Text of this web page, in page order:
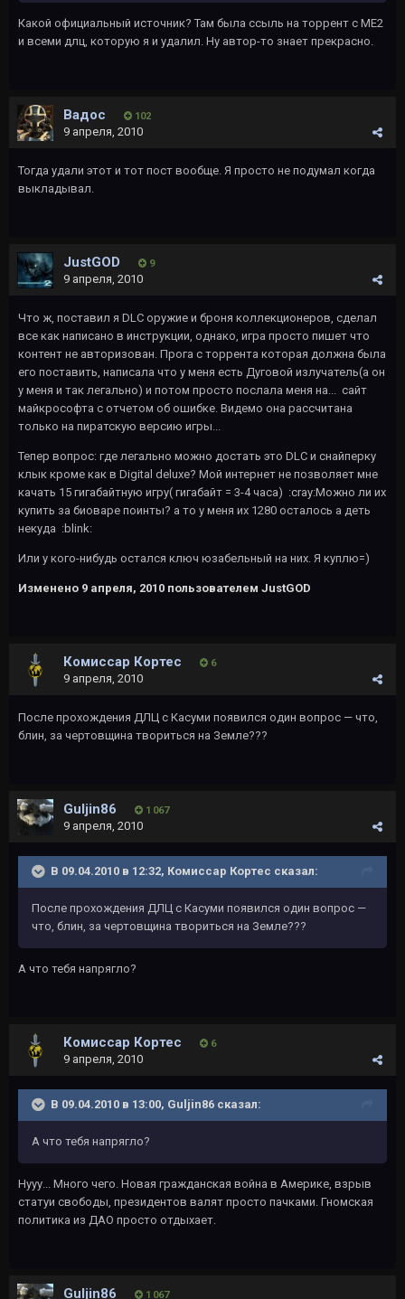
Какой официальный источник? Там была ссыль на торрент с МЕ2
и всеми длц, которую я и удалил. Ну автор-то знает прекрасно.
Вадос 102
9 апреля, 2010
Тогда удали этот и тот пост вообще. Я просто не подумал когда
выкладывал.
JustGOD 9
9 апреля, 2010
Что ж, поставил я DLC оружие и броня коллекционеров, сделал
все как написано в инструкции, однако, игра просто пишет что
контент не авторизован. Прога с торрента которая должна была
его поставить, написала что у меня есть Дуговой излучатель(а он
у меня и так легально) и потом просто послала меня на... сайт
майкрософта с отчетом об ошибке. Видемо она рассчитана
только на пиратскую версию игры...
Тепер вопрос: где легально можно достать это DLC и снайперку
клык кроме как в Digital deluxe? Мой интернет не позволяет мне
качать 15 гигабайтную игру( гигабайт = 3-4 часа) :cray:Можно ли их
купить за биоваре поинты? а то у меня их 1280 осталось а деть
некуда :blink:
Или у кого-нибудь остался ключ юзабельный на них. Я куплю=)
Изменено 9 апреля, 2010 пользователем JustGOD
Комиссар Кортес 6
9 апреля, 2010
После прохождения ДЛЦ с Касуми появился один вопрос — что,
блин, за чертовщина твориться на Земле???
Guljin86 1 067
9 апреля, 2010
В 09.04.2010 в 12:32, Комиссар Кортес сказал:
После прохождения ДЛЦ с Касуми появился один вопрос —
что, блин, за чертовщина твориться на Земле???
А что тебя напрягло?
Комиссар Кортес 6
9 апреля, 2010
В 09.04.2010 в 13:00, Guljin86 сказал:
А что тебя напрягло?
Нууу... Много чего. Новая гражданская война в Америке, взрыв
статуи свободы, президентов валят просто пачками. Гномская
политика из ДАО просто отдыхает.
Guljin86 1 067